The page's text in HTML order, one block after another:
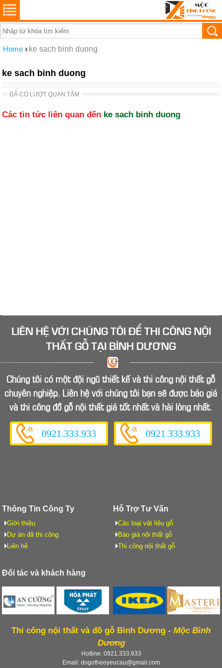
Home › ke sach binh duong
ke sach binh duong
ĐÃ CÓ LƯỢT QUAN TÂM
Các tin tức liên quan đến ke sach binh duong
LIÊN HỆ VỚI CHÚNG TÔI ĐỂTHI CÔNG NỘI
THẤT GỖTẠI BÌNH DƯƠNG
Chúng tôi có một đội ngũ thiết kế và thi công nội thất gỗ
chuyên nghiệp. Liên hệ với chúng tôi bạn sẽ được báo giá
và thi công đồ gỗ nội thất giá tốt nhất và hài lòng nhất.
0921.333.933 0921.333.933
Thông Tin Công Ty
Giới thiệu
Dự án đã thi công
Liên hệ
Hỗ Trợ Tư Vấn
Các loại vật liệu gỗ
Báo giá nội thất gỗ
Thi công nội thất gỗ
Đối tác và khách hàng
Thi công nội thất và đồ gỗ Bình Dương - Mộc Bình
Dương
Hotline: 0921.333.933
Email: dogotheoyeucau@gmail.com